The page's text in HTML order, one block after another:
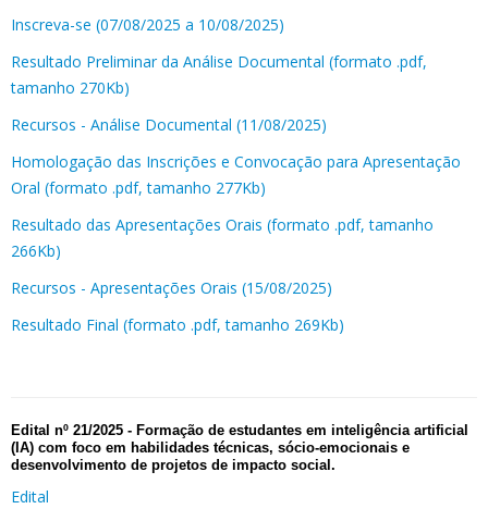
Inscreva-se (07/08/2025 a 10/08/2025)
Resultado Preliminar da Análise Documental (formato .pdf,
tamanho 270Kb)
Recursos - Análise Documental (11/08/2025)
Homologação das Inscrições e Convocação para Apresentação
Oral (formato .pdf, tamanho 277Kb)
Resultado das Apresentações Orais (formato .pdf, tamanho
266Kb)
Recursos - Apresentações Orais (15/08/2025)
Resultado Final (formato .pdf, tamanho 269Kb)
Edital nº 21/2025 - Formação de estudantes em inteligência artificial
(IA) com foco em habilidades técnicas, sócio-emocionais e
desenvolvimento de projetos de impacto social .
Edital